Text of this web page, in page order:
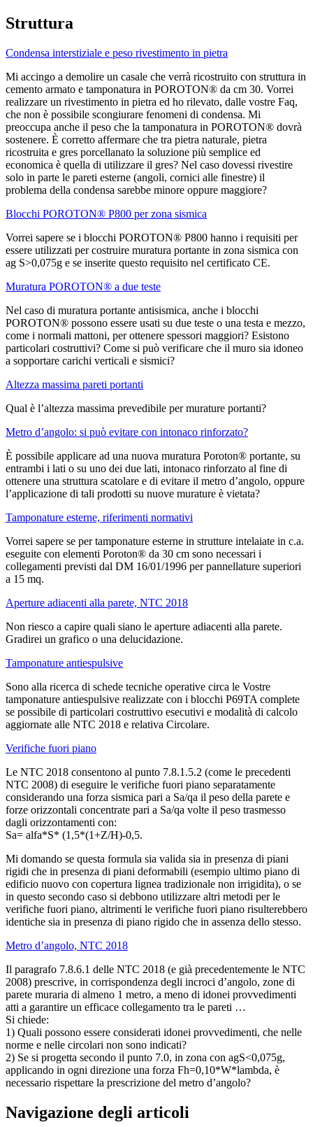
Struttura
Condensa interstiziale e peso rivestimento in pietra
Mi accingo a demolire un casale che verrà ricostruito con struttura in
cemento armato e tamponatura in POROTON® da cm 30. Vorrei
realizzare un rivestimento in pietra ed ho rilevato, dalle vostre Faq,
che non è possibile scongiurare fenomeni di condensa. Mi
preoccupa anche il peso che la tamponatura in POROTON® dovrà
sostenere. È corretto affermare che tra pietra naturale, pietra
ricostruita e gres porcellanato la soluzione più semplice ed
economica è quella di utilizzare il gres? Nel caso dovessi rivestire
solo in parte le pareti esterne (angoli, cornici alle finestre) il
problema della condensa sarebbe minore oppure maggiore?
Blocchi POROTON® P800 per zona sismica
Vorrei sapere se i blocchi POROTON® P800 hanno i requisiti per
essere utilizzati per costruire muratura portante in zona sismica con
ag S>0,075g e se inserite questo requisito nel certificato CE.
Muratura POROTON® a due teste
Nel caso di muratura portante antisismica, anche i blocchi
POROTON® possono essere usati su due teste o una testa e mezzo,
come i normali mattoni, per ottenere spessori maggiori? Esistono
particolari costruttivi? Come si può verificare che il muro sia idoneo
a sopportare carichi verticali e sismici?
Altezza massima pareti portanti
Qual è l’altezza massima prevedibile per murature portanti?
Metro d’angolo: si può evitare con intonaco rinforzato?
È possibile applicare ad una nuova muratura Poroton® portante, su
entrambi i lati o su uno dei due lati, intonaco rinforzato al fine di
ottenere una struttura scatolare e di evitare il metro d’angolo, oppure
l’applicazione di tali prodotti su nuove murature è vietata?
Tamponature esterne, riferimenti normativi
Vorrei sapere se per tamponature esterne in strutture intelaiate in c.a.
eseguite con elementi Poroton® da 30 cm sono necessari i
collegamenti previsti dal DM 16/01/1996 per pannellature superiori
a 15 mq.
Aperture adiacenti alla parete, NTC 2018
Non riesco a capire quali siano le aperture adiacenti alla parete.
Gradirei un grafico o una delucidazione.
Tamponature antiespulsive
Sono alla ricerca di schede tecniche operative circa le Vostre
tamponature antiespulsive realizzate con i blocchi P69TA complete
se possibile di particolari costruttivo esecutivi e modalità di calcolo
aggiornate alle NTC 2018 e relativa Circolare.
Verifiche fuori piano
Le NTC 2018 consentono al punto 7.8.1.5.2 (come le precedenti
NTC 2008) di eseguire le verifiche fuori piano separatamente
considerando una forza sismica pari a Sa/qa il peso della parete e
forze orizzontali concentrate pari a Sa/qa volte il peso trasmesso
dagli orizzontamenti con:
Sa= alfa*S* (1,5*(1+Z/H)-0,5.
Mi domando se questa formula sia valida sia in presenza di piani
rigidi che in presenza di piani deformabili (esempio ultimo piano di
edificio nuovo con copertura lignea tradizionale non irrigidita), o se
in questo secondo caso si debbono utilizzare altri metodi per le
verifiche fuori piano, altrimenti le verifiche fuori piano risulterebbero
identiche sia in presenza di piano rigido che in assenza dello stesso.
Metro d’angolo, NTC 2018
Il paragrafo 7.8.6.1 delle NTC 2018 (e già precedentemente le NTC
2008) prescrive, in corrispondenza degli incroci d’angolo, zone di
parete muraria di almeno 1 metro, a meno di idonei provvedimenti
atti a garantire un efficace collegamento tra le pareti …
Si chiede:
1) Quali possono essere considerati idonei provvedimenti, che nelle
norme e nelle circolari non sono indicati?
2) Se si progetta secondo il punto 7.0, in zona con agS<0,075g,
applicando in ogni direzione una forza Fh=0,10*W*lambda, è
necessario rispettare la prescrizione del metro d’angolo?
Navigazione degli articoli